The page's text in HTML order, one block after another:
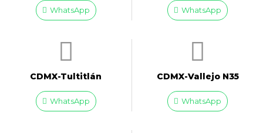
WhatsApp WhatsApp
CDMX-Tultitlán
WhatsApp
CDMX-Vallejo N35
WhatsApp